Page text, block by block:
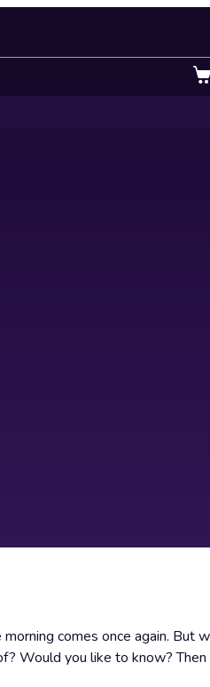
comes once again. But
Would you like to know?